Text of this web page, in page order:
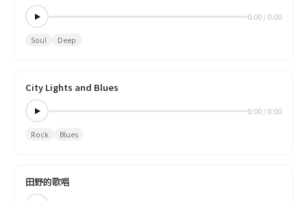
0:00 / 0:00
Soul Deep
City Lights and Blues
0:00 / 0:00
Rock Blues
田野的歌唱